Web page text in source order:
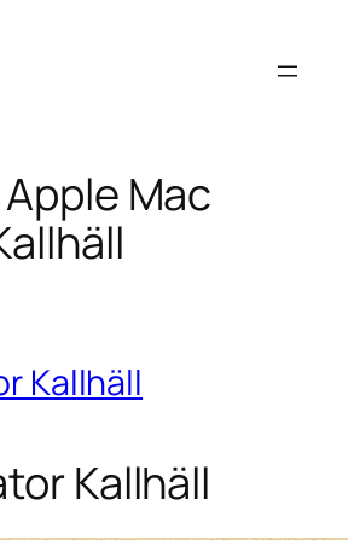
Apple Mac
Kallhäll
Kallhäll